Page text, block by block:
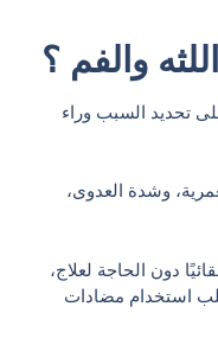
والفم ؟
تحديد السبب وراء
وشدة العدوى،
دون الحاجة لعلاج،
استخدام مضادات